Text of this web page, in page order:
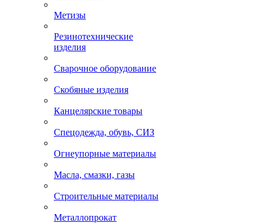
Метизы
Резинотехнические
изделия
Сварочное оборудование
Скобяные изделия
Канцелярские товары
Спецодежда, обувь, СИЗ
Огнеупорные материалы
Масла, смазки, газы
Строительные материалы
Металлопрокат